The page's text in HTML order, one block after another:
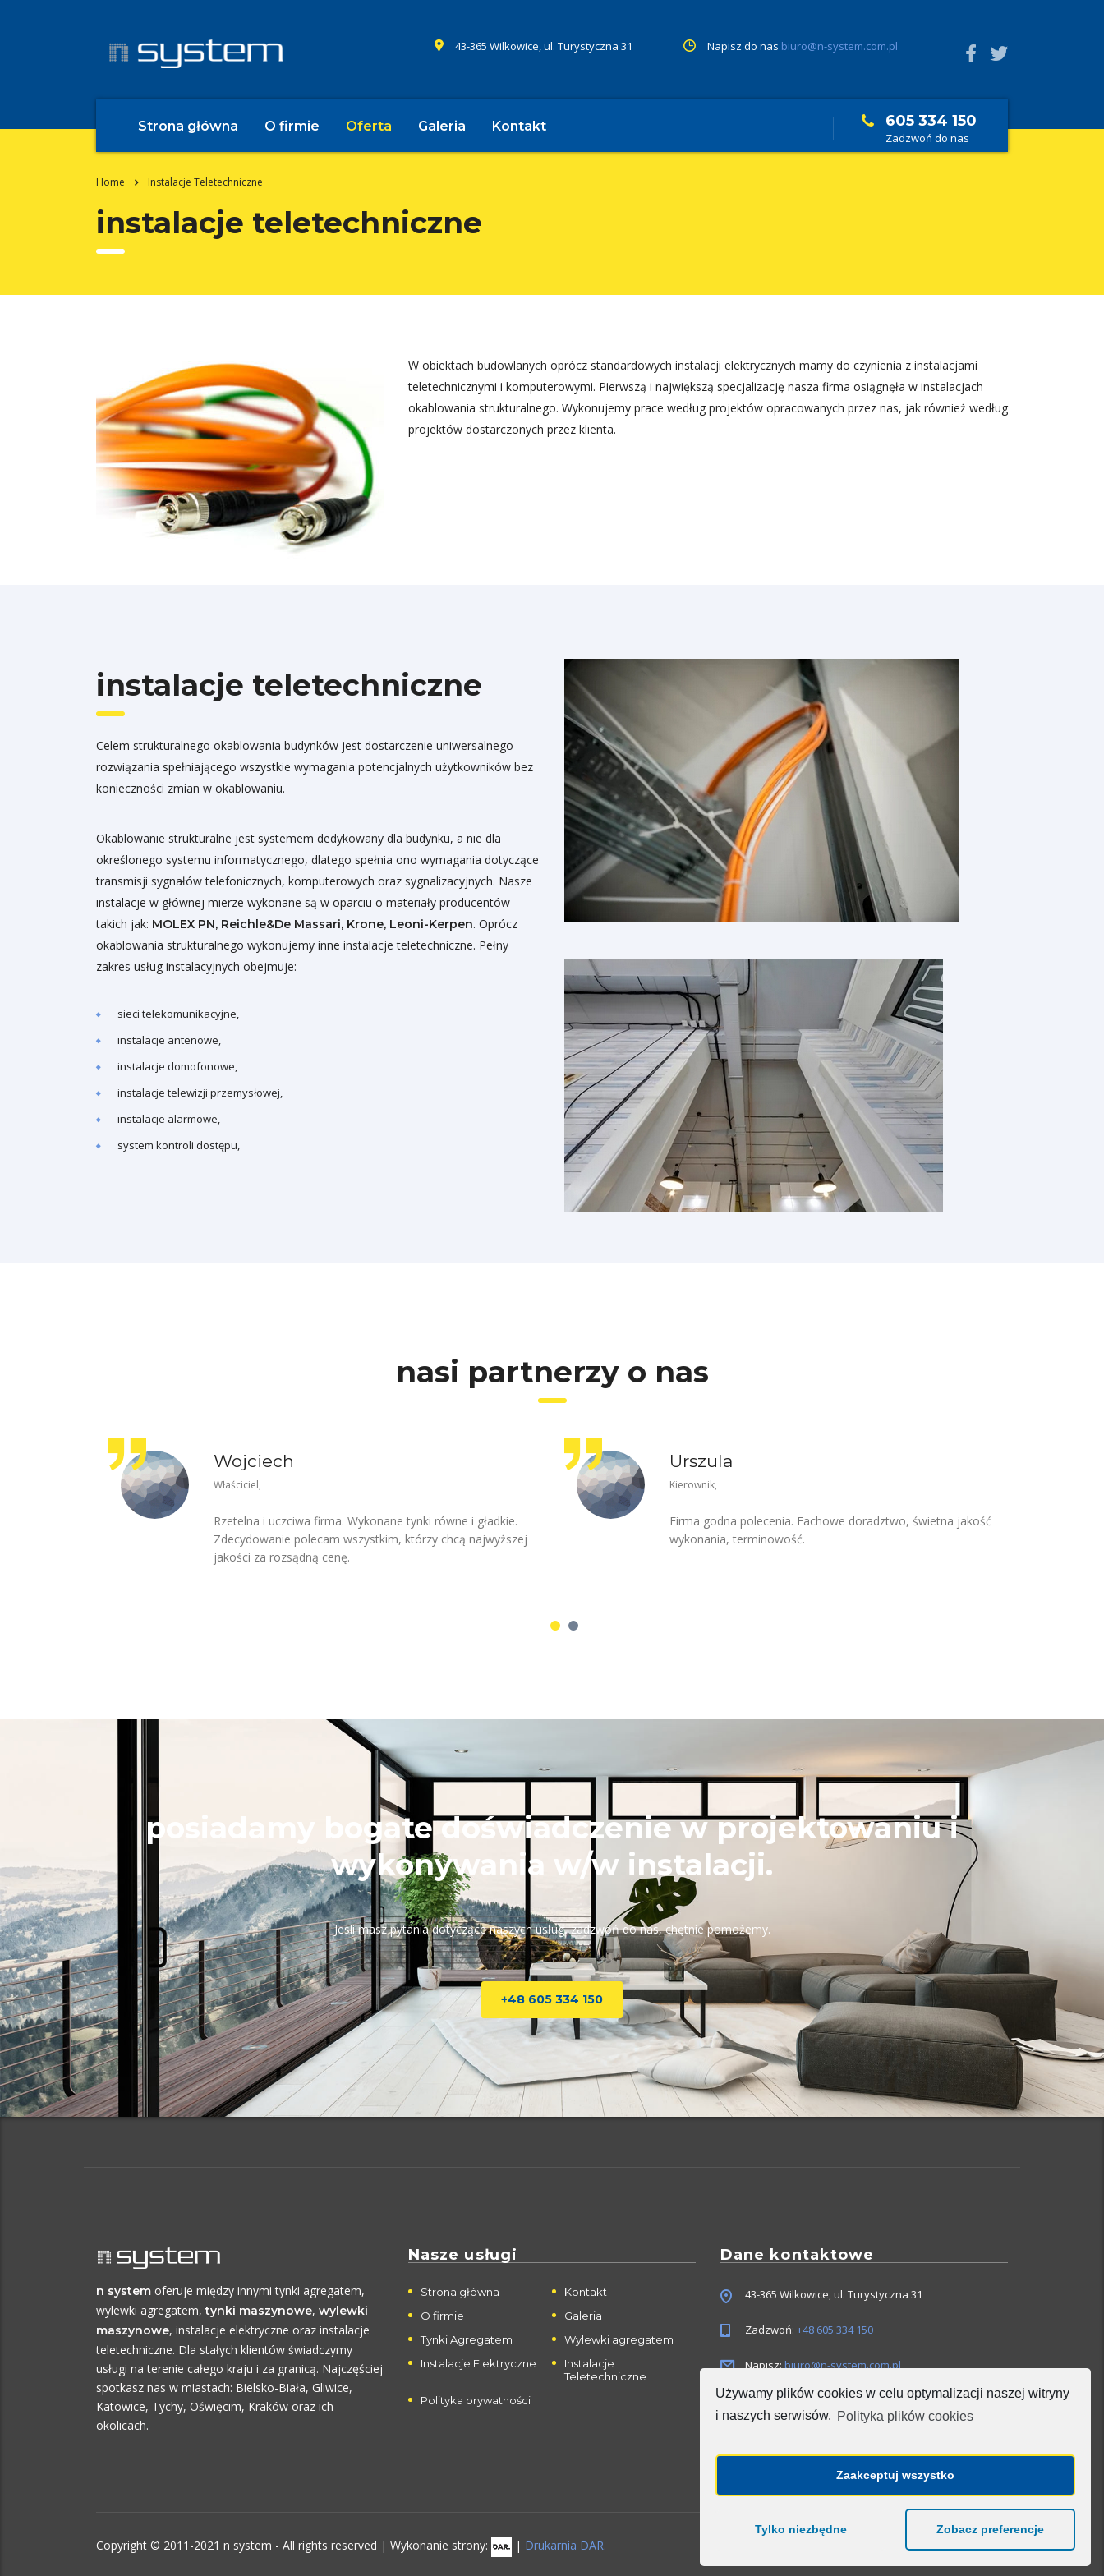
Używamy plików cookies w celu optymalizacji naszej witryny
i naszych serwisów. Polityka plików cookies
Zaakceptuj wszystko
Tylko niezbędne Zobacz preferencje
Napisz do nas biuro@n-system.com.pl
43-365 Wilkowice, ul. Turystyczna 31
Strona główna O firmie Oferta Galeria Kontakt 605 334 150
Zadzwoń do nas
Home Instalacje Teletechniczne
instalacje teletechniczne
W obiektach budowlanych oprócz standardowych instalacji elektrycznych mamy do czynienia z instalacjami
teletechnicznymi i komputerowymi. Pierwszą i największą specjalizację nasza firma osiągnęła w instalacjach
okablowania strukturalnego. Wykonujemy prace według projektów opracowanych przez nas, jak również według
projektów dostarczonych przez klienta.
instalacje teletechniczne
Celem strukturalnego okablowania budynków jest dostarczenie uniwersalnego
rozwiązania spełniającego wszystkie wymagania potencjalnych użytkowników bez
konieczności zmian w okablowaniu.
Okablowanie strukturalne jest systemem dedykowany dla budynku, a nie dla
określonego systemu informatycznego, dlatego spełnia ono wymagania dotyczące
transmisji sygnałów telefonicznych, komputerowych oraz sygnalizacyjnych. Nasze
instalacje w głównej mierze wykonane są w oparciu o materiały producentów
takich jak: MOLEX PN, Reichle&De Massari, Krone, Leoni-Kerpen. Oprócz
okablowania strukturalnego wykonujemy inne instalacje teletechniczne. Pełny
zakres usług instalacyjnych obejmuje:
sieci telekomunikacyjne,
instalacje antenowe,
instalacje domofonowe,
instalacje telewizji przemysłowej,
instalacje alarmowe,
system kontroli dostępu,
nasi partnerzy o nas
Wojciech
Właściciel,
Rzetelna i uczciwa firma. Wykonane tynki równe i gładkie.
Zdecydowanie polecam wszystkim, którzy chcą najwyższej
jakości za rozsądną cenę.
Urszula
Kierownik,
Firma godna polecenia. Fachowe doradztwo, świetna jakość
wykonania, terminowość.
posiadamy bogate doświadczenie w projektowaniu i
wykonywania w/w instalacji.
Jesli masz pytania dotyczące naszych usług, zadzwoń do nas, chętnie pomożemy.
+48 605 334 150
n system oferuje między innymi tynki agregatem,
wylewki agregatem,tynki maszynowe, wylewki
maszynowe, instalacje elektryczne oraz instalacje
teletechniczne. Dla stałych klientów świadczymy
usługi na terenie całego kraju i za granicą. Najczęściej
spotkasz nas w miastach: Bielsko-Biała, Gliwice,
Katowice, Tychy, Oświęcim, Kraków oraz ich
okolicach.
Nasze usługi
Strona główna
Kontakt
O firmie
Galeria
Tynki Agregatem
Wylewki agregatem
Instalacje Elektryczne
Instalacje
Teletechniczne
Polityka prywatności
Dane kontaktowe
43-365 Wilkowice, ul. Turystyczna 31
Zadzwoń: +48 605 334 150
Napisz:biuro@n-system.com.pl
Copyright © 2011-2021 n system - All rights reserved | Wykonanie strony: | Drukarnia DAR.